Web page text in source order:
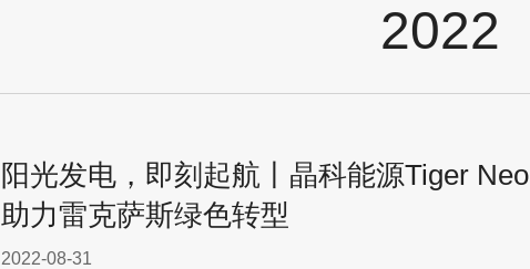
2022
阳光发电，即刻起航丨晶科能源Tiger Neo
助力雷克萨斯绿色转型
2022-08-31